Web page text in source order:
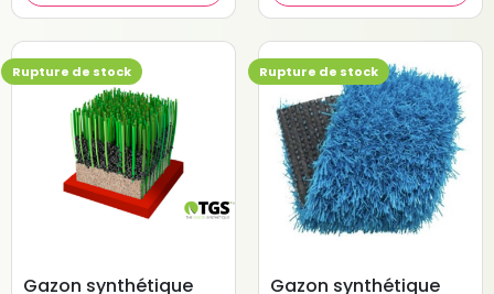
Rupture de stock
Gazon synthétique
Rupture de stock
Gazon synthétique